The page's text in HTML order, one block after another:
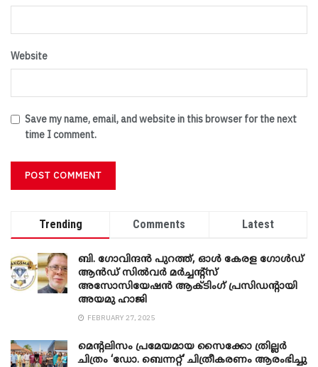
Website
Save my name, email, and website in this browser for the next
time I comment.
Trending Comments Latest
ബി. ​ഗോവിന്ദൻ പുറത്ത്, ഓൾ കേരള ഗോൾഡ്
ആൻഡ് സിൽവർ മർച്ചന്റ്സ്
അസോസിയേഷൻ ആക്ടിംഗ് പ്രസിഡന്റായി
അയമു ഹാജി
FEBRUARY 27, 2025
മെന്‍റലിസം പ്രമേയമായ സൈക്കോ ത്രില്ലർ
ചിത്രം ‘ഡോ. ബെന്നറ്റ്’ ചിത്രീകരണം ആരംഭിച്ചു